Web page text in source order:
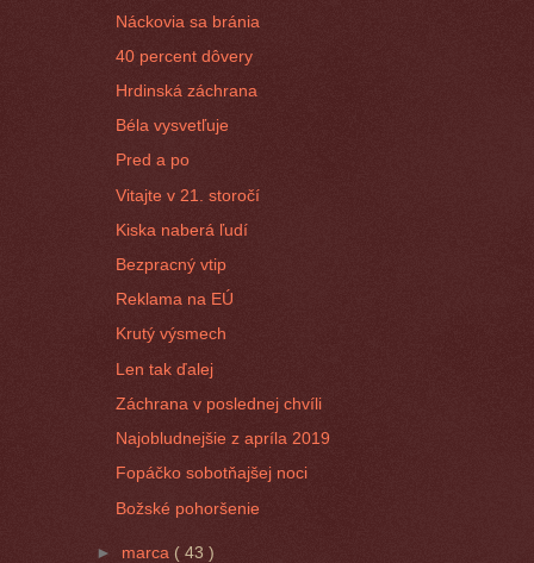
Náckovia sa bránia
40 percent dôvery
Hrdinská záchrana
Béla vysvetľuje
Pred a po
Vitajte v 21. storočí
Kiska naberá ľudí
Bezpracný vtip
Reklama na EÚ
Krutý výsmech
Len tak ďalej
Záchrana v poslednej chvíli
Najobludnejšie z apríla 2019
Fopáčko sobotňajšej noci
Božské pohoršenie
► marca ( 43 )